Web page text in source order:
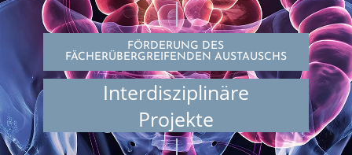
FÖRDERUNG DES
FÄCHERÜBERGREIFENDEN AUSTAUSCHS
Interdisziplinäre
Projekte